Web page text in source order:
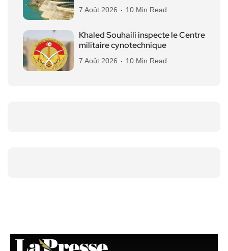
7 Août 2026 10 Min Read
Khaled Souhaili inspecte le Centre
militaire cynotechnique
7 Août 2026 10 Min Read